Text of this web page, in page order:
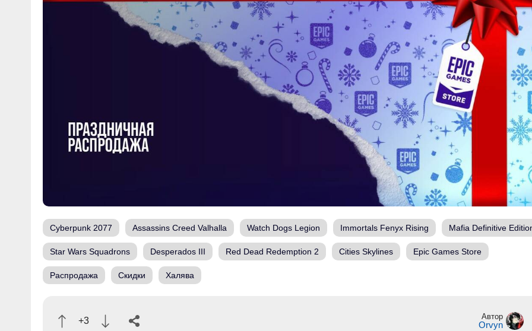
Cyberpunk 2077 Assassins Creed Valhalla Watch Dogs Legion Immortals Fenyx Rising Mafia Definitive
Star Wars Squadrons Desperados III Red Dead Redemption 2 Cities Skylines Epic Games Store
Распродажа Скидки Халява
+3 Автор
Orvyn